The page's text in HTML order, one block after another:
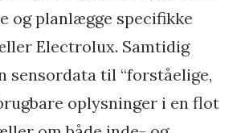
og planlægge specifikke
Electrolux. Samtidig
sensordata til “forståelige,
oplysninger i en flot